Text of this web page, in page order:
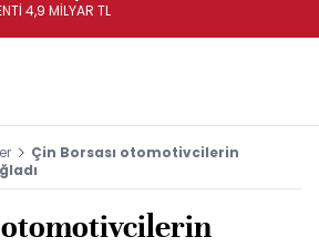
4,9 MİLYAR TL
Çin Borsası otomotivcilerin
otomotivcilerin